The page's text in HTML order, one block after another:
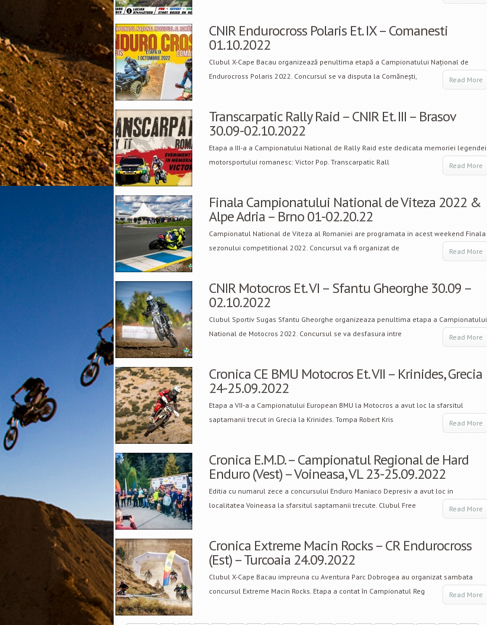
CNIR Endurocross Polaris Et. IX – Comanesti
01.10.2022
Clubul X-Cape Bacau organizează penultima etapă a Campionatului Național de
Endurocross Polaris 2022. Concursul se va disputa la Comănești,
Read More
Transcarpatic Rally Raid – CNIR Et. III – Brasov
30.09-02.10.2022
Etapa a III-a a Campionatului National de Rally Raid este dedicata memoriei legendei
motorsportului romanesc: Victor Pop. Transcarpatic Rall
Read More
Finala Campionatului National de Viteza 2022 &
Alpe Adria – Brno 01-02.20.22
Campionatul National de Viteza al Romaniei are programata in acest weekend Finala
sezonului competitional 2022. Concursul va fi organizat de
Read More
CNIR Motocros Et. VI – Sfantu Gheorghe 30.09 –
02.10.2022
Clubul Sportiv Sugas Sfantu Gheorghe organizeaza penultima etapa a Campionatului
National de Motocros 2022. Concursul se va desfasura intre
Read More
Cronica CE BMU Motocros Et. VII – Krinides, Grecia
24-25.09.2022
Etapa a VII-a a Campionatului European BMU la Motocros a avut loc la sfarsitul
saptamanii trecut in Grecia la Krinides. Tompa Robert Kris
Read More
Cronica E.M.D. – Campionatul Regional de Hard
Enduro (Vest) – Voineasa, VL 23-25.09.2022
Editia cu numarul zece a concursului Enduro Maniaco Depresiv a avut loc in
localitatea Voineasa la sfarsitul saptamanii trecute. Clubul Free
Read More
Cronica Extreme Macin Rocks – CR Endurocross
(Est) – Turcoaia 24.09.2022
Clubul X-Cape Bacau impreuna cu Aventura Parc Dobrogea au organizat sambata
concursul Extreme Macin Rocks. Etapa a contat în Campionatul Reg
Read More